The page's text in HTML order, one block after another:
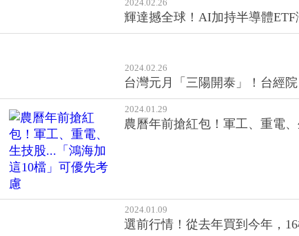
2024.02.26
輝達撼全球！AI加持半導體ETF
2024.02.26
台灣元月「三陽開泰」！台經
2024.01.29
2023.08.02
科技業工程師兩度爆發急性肝